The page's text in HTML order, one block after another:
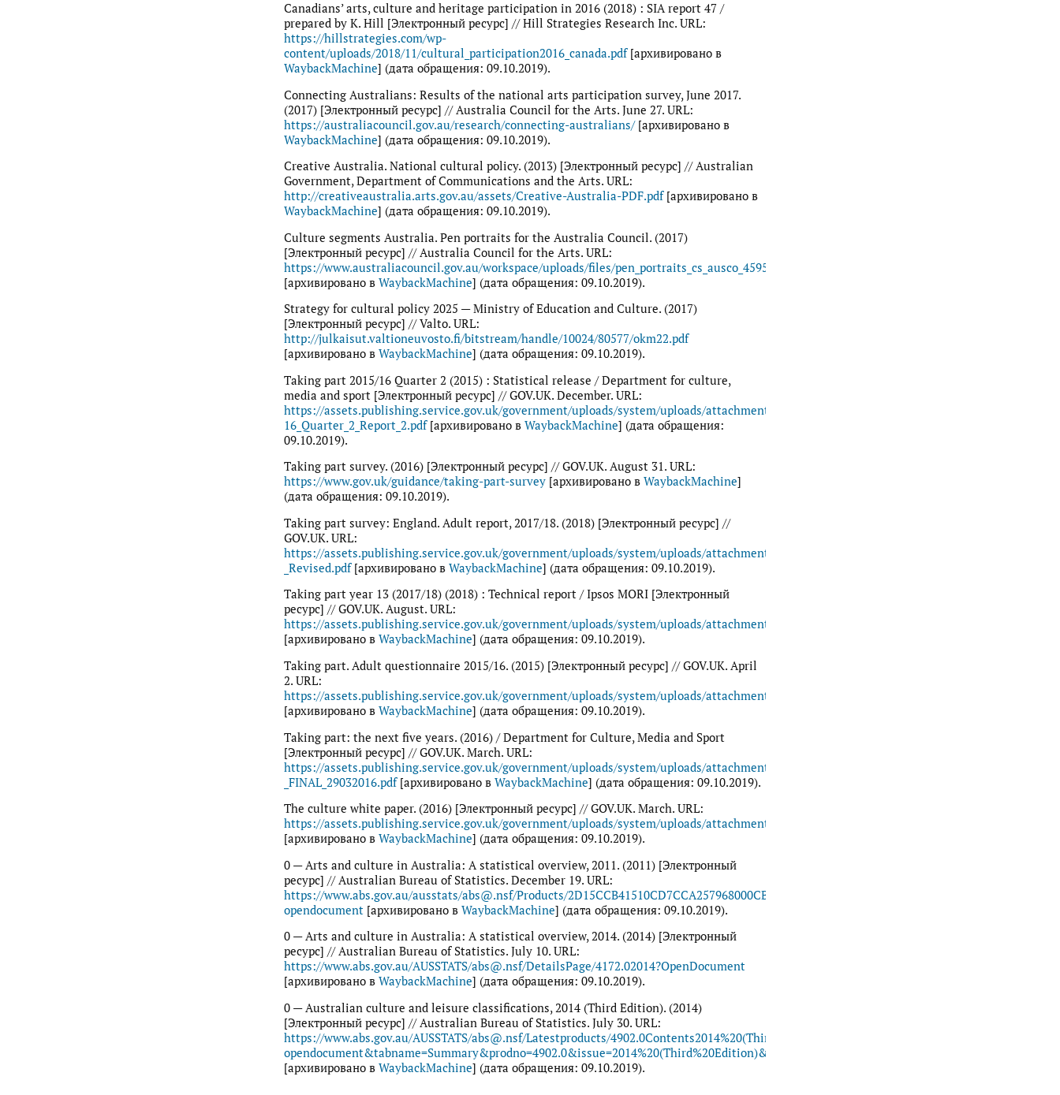
Canadians’ arts, culture and heritage participation in 2016 (2018) : SIA report 47 /
prepared by K. Hill [Электронный ресурс] // Hill Strategies Research Inc. URL:
https://hillstrategies.com/wp-
content/uploads/2018/11/cultural_participation2016_canada.pdf[архивировано в
WaybackMachine] (дата обращения: 09.10.2019).
Connecting Australians: Results of the national arts participation survey, June 2017.
(2017) [Электронный ресурс] // Australia Council for the Arts. June 27. URL:
https://australiacouncil.gov.au/research/connecting-australians/[архивировано в
WaybackMachine] (дата обращения: 09.10.2019).
Creative Australia. National cultural policy. (2013) [Электронный ресурс] // Australian
Government, Department of Communications and the Arts. URL:
http://creativeaustralia.arts.gov.au/assets/Creative-Australia-PDF.pdf[архивировано в
WaybackMachine] (дата обращения: 09.10.2019).
Culture segments Australia. Pen portraits for the Australia Council. (2017)
[Электронный ресурс] // Australia Council for the Arts. URL:
https://www.australiacouncil.gov.au/workspace/uploads/files/pen_portraits_cs_ausco_4595_9_-598a64fd744ea.pdf
[архивировано в WaybackMachine] (дата обращения: 09.10.2019).
Strategy for cultural policy 2025 — Ministry of Education and Culture. (2017)
[Электронный ресурс] // Valto. URL:
http://julkaisut.valtioneuvosto.fi/bitstream/handle/10024/80577/okm22.pdf
[архивировано в WaybackMachine] (дата обращения: 09.10.2019).
Taking part 2015/16 Quarter 2 (2015) : Statistical release / Department for culture,
media and sport [Электронный ресурс] // GOV.UK. December. URL:
https://assets.publishing.service.gov.uk/government/uploads/system/uploads/attachment_data/file/495586/Taking_Part_2015-
16_Quarter_2_Report_2.pdf[архивировано в WaybackMachine] (дата обращения:
09.10.2019).
Taking part survey. (2016) [Электронный ресурс] // GOV.UK. August 31. URL:
https://www.gov.uk/guidance/taking-part-survey [архивировано в WaybackMachine]
(дата обращения: 09.10.2019).
Taking part survey: England. Adult report, 2017/18. (2018) [Электронный ресурс] //
GOV.UK. URL:
https://assets.publishing.service.gov.uk/government/uploads/system/uploads/attachment_data/file/740242/
_Revised.pdf[архивировано в WaybackMachine] (дата обращения: 09.10.2019).
Taking part year 13 (2017/18) (2018) : Technical report / Ipsos MORI [Электронный
ресурс] // GOV.UK. August. URL:
https://assets.publishing.service.gov.uk/government/uploads/system/uploads/attachment_data/file/736873/TP_Year_13_Technical_report.pdf
[архивировано в WaybackMachine] (дата обращения: 09.10.2019).
Taking part. Adult questionnaire 2015/16. (2015) [Электронный ресурс] // GOV.UK. April
2. URL:
https://assets.publishing.service.gov.uk/government/uploads/system/uploads/attachment_data/file/482712/
[архивировано в WaybackMachine] (дата обращения: 09.10.2019).
Taking part: the next five years. (2016) / Department for Culture, Media and Sport
[Электронный ресурс] // GOV.UK. March. URL:
https://assets.publishing.service.gov.uk/government/uploads/system/uploads/attachment_data/file/511407/The_Future_of_Taking_Part_-
_FINAL_29032016.pdf[архивировано в WaybackMachine] (дата обращения: 09.10.2019).
The culture white paper. (2016) [Электронный ресурс] // GOV.UK. March. URL:
https://assets.publishing.service.gov.uk/government/uploads/system/uploads/attachment_data/file/510798/
[архивировано в WaybackMachine] (дата обращения: 09.10.2019).
0 — Arts and culture in Australia: A statistical overview, 2011. (2011) [Электронный
ресурс] // Australian Bureau of Statistics. December 19. URL:
https://www.abs.gov.au/ausstats/abs@.nsf/Products/2D15CCB41510CD7CCA257968000CB55F?
opendocument [архивировано в WaybackMachine] (дата обращения: 09.10.2019).
0 — Arts and culture in Australia: A statistical overview, 2014. (2014) [Электронный
ресурс] // Australian Bureau of Statistics. July 10. URL:
https://www.abs.gov.au/AUSSTATS/abs@.nsf/DetailsPage/4172.02014?OpenDocument
[архивировано в WaybackMachine] (дата обращения: 09.10.2019).
0 — Australian culture and leisure classifications, 2014 (Third Edition). (2014)
[Электронный ресурс] // Australian Bureau of Statistics. July 30. URL:
https://www.abs.gov.au/AUSSTATS/abs@.nsf/Latestproducts/4902.0Contents2014%20(Third%20Edition)?
opendocument&tabname=Summary&prodno=4902.0&issue=2014%20(Third%20Edition)&num=&view=
[архивировано в WaybackMachine] (дата обращения: 09.10.2019).